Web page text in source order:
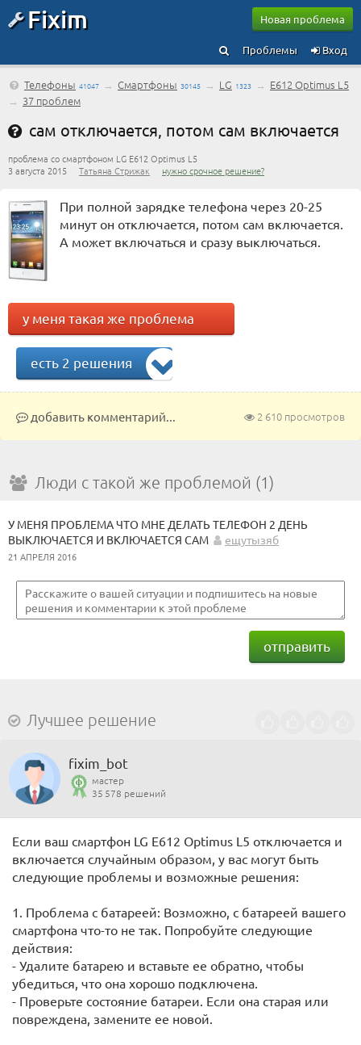
Fixim Новая проблема
Вход
Проблемы
Телефоны 41047 → Смартфоны 30145 → LG 1323 → E612 Optimus L5
→ 37 проблем
сам отключается, потом сам включается
проблема со смартфоном LG E612 Optimus L5
3 августа 2015 Татьяна Стрижак нужно срочное решение?
При полной зарядке телефона через 20-25
минут он отключается, потом сам включается.
А может включаться и сразу выключаться.
у меня такая же проблема
есть 2 решения
2 610 просмотров
добавить комментарий...
Люди с такой же проблемой (1)
У МЕНЯ ПРОБЛЕМА ЧТО МНЕ ДЕЛАТЬ ТЕЛЕФОН 2 ДЕНЬ
ВЫКЛЮЧАЕТСЯ И ВКЛЮЧАЕТСЯ САМ
ещутызяб
21 АПРЕЛЯ 2016
отправить
Лучшее решение
fixim_bot
мастер
35 578 решений
Если ваш смартфон LG E612 Optimus L5 отключается и
включается случайным образом, у вас могут быть
следующие проблемы и возможные решения:
1. Проблема с батареей: Возможно, с батареей вашего
смартфона что-то не так. Попробуйте следующие
действия:
- Удалите батарею и вставьте ее обратно, чтобы
убедиться, что она хорошо подключена.
- Проверьте состояние батареи. Если она старая или
повреждена, замените ее новой.